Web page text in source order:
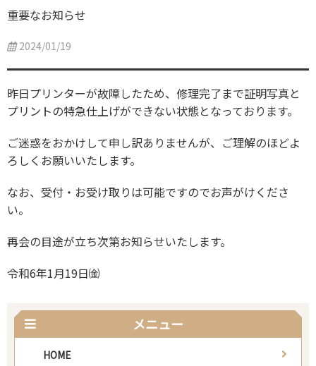
重要なお知らせ
2024/01/19
昨日プリンターが故障したため、修理完了まで証明写真と
プリントの特急仕上げができない状態となっております。
ご迷惑をおかけして申し訳ありませんが、ご理解のほどよ
ろしくお願いいたします。
なお、受付・お受け取りは可能ですのでお声がけくださ
い。
再会の目途が立ち次第お知らせいたします。
令和6年1月19日㈮
メニュー
HOME